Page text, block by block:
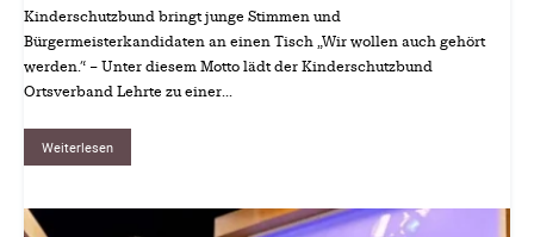
Kinderschutzbund bringt junge Stimmen und
Bürgermeisterkandidaten an einen Tisch „Wir wollen auch gehört
werden.“ – Unter diesem Motto lädt der Kinderschutzbund
Ortsverband Lehrte zu einer...
Weiterlesen